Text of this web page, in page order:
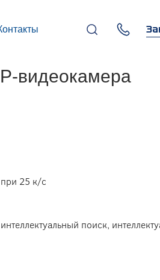
г. Москва, 119270,
Лужнецкая наб., д. 6, стр. 1,
видеокамера
25 к/с
поиск,